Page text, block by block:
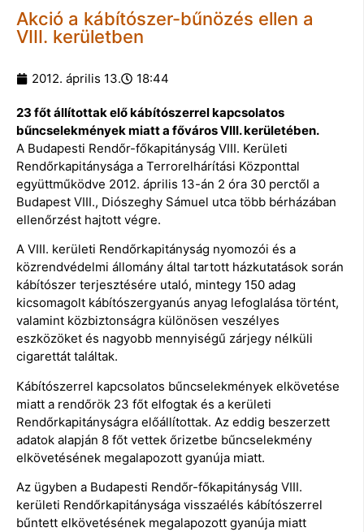
Akció a kábítószer-bűnözés ellen a
VIII. kerületben
2012. április 13. 18:44
23 főt állítottak elő kábítószerrel kapcsolatos
bűncselekmények miatt a főváros VIII. kerületében.
A Budapesti Rendőr-főkapitányság VIII. Kerületi
Rendőrkapitánysága a Terrorelhárítási Központtal
együttműködve 2012. április 13-án 2 óra 30 perctől a
Budapest VIII., Diószeghy Sámuel utca több bérházában
ellenőrzést hajtott végre.
A VIII. kerületi Rendőrkapitányság nyomozói és a
közrendvédelmi állomány által tartott házkutatások során
kábítószer terjesztésére utaló, mintegy 150 adag
kicsomagolt kábítószergyanús anyag lefoglalása történt,
valamint közbiztonságra különösen veszélyes
eszközöket és nagyobb mennyiségű zárjegy nélküli
cigarettát találtak.
Kábítószerrel kapcsolatos bűncselekmények elkövetése
miatt a rendőrök 23 főt elfogtak és a kerületi
Rendőrkapitányságra előállítottak. Az eddig beszerzett
adatok alapján 8 főt vettek őrizetbe bűncselekmény
elkövetésének megalapozott gyanúja miatt.
Az ügyben a Budapesti Rendőr-főkapitányság VIII.
kerületi Rendőrkapitánysága visszaélés kábítószerrel
bűntett elkövetésének megalapozott gyanúja miatt